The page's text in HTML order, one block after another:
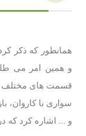
همانطور که ذکر
و همین امر می
قسمت های مختلف
سواری با کاروان،
و ... اشاره کرد که